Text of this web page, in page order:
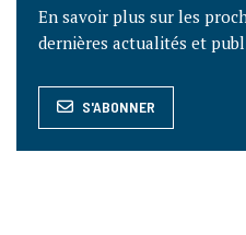
En savoir plus sur les
dernières actualités et
S'ABONNER